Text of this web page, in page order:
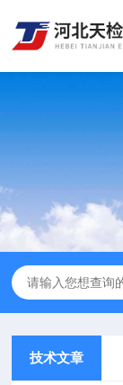
技术文章